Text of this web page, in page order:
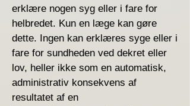
erklære nogen syg eller i fare for
helbredet. Kun en læge kan gøre
dette. Ingen kan erklæres syge eller i
fare for sundheden ved dekret eller
lov, heller ikke som en automatisk,
administrativ konsekvens af
resultatet af en